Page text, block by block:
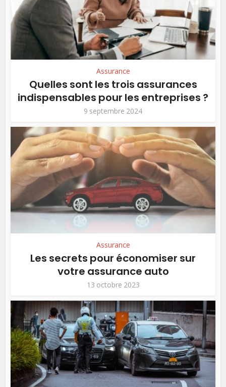
Assurance
Quelles sont les trois assurances
indispensables pour les entreprises ?
9 septembre 2024
Assurance
Les secrets pour économiser sur
votre assurance auto
13 octobre 2023